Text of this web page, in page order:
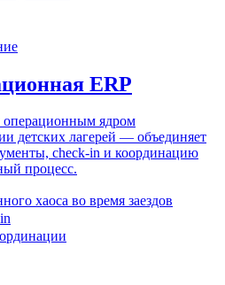
ERP
операционным ядром
детских лагерей — объединяет
check-in и координацию
процесс.
хаоса во время заездов